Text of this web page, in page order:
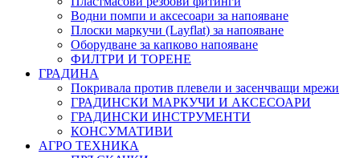
Водни помпи и аксесоари за напояване
Плоски маркучи (Layflat) за напояване
Оборудване за капково напояване
ФИЛТРИ И ТОРЕНЕ
ГРАДИНА
Покривала против плевели и засенчващи мрежи
ГРАДИНСКИ МАРКУЧИ И АКСЕСОАРИ
ГРАДИНСКИ ИНСТРУМЕНТИ
КОНСУМАТИВИ
АГРО ТЕХНИКА